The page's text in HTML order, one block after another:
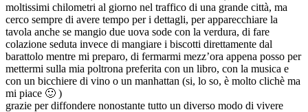
moltissimi chilometri al giorno nel traffico di una grande città, ma
cerco sempre di avere tempo per i dettagli, per apparecchiare la
tavola anche se mangio due uova sode con la verdura, di fare
colazione seduta invece di mangiare i biscotti direttamente dal
barattolo mentre mi preparo, di fermarmi mezz’ora appena posso per
mettermi sulla mia poltrona preferita con un libro, con la musica e
con un bicchiere di vino o un manhattan (si, lo so, è molto clichè ma
mi piace 🙂 )
grazie per diffondere nonostante tutto un diverso modo di vivere